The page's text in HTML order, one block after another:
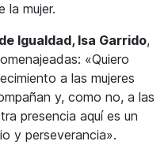
la mujer.
Igualdad, Isa Garrido,
«Quiero
a las mujeres
y, como no, a las
presencia aquí es un
y perseverancia».